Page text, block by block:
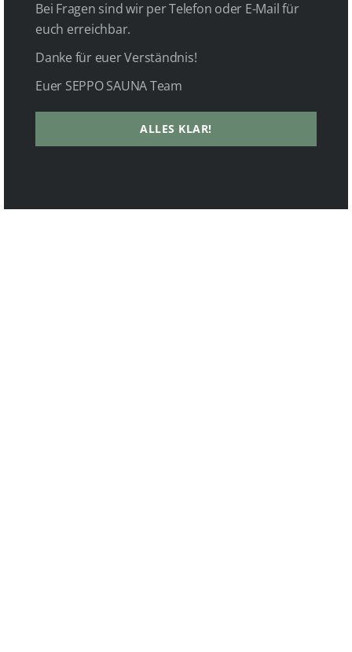
Bei Fragen sind wir per Telefon oder E-Mail für
euch erreichbar.
Danke für euer Verständnis!
Euer SEPPO SAUNA Team
ALLES KLAR!